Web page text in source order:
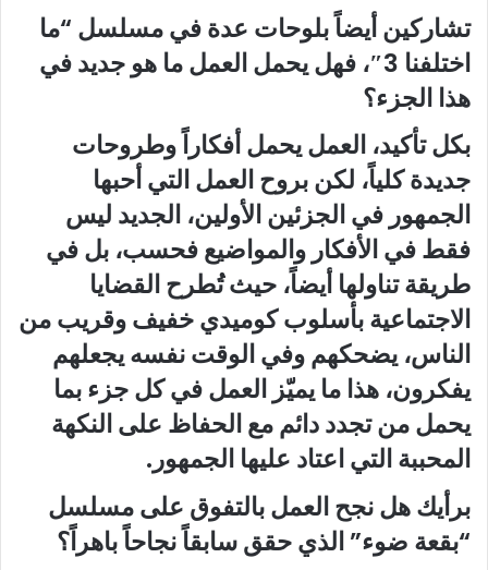
تشاركين أيضاً بلوحات عدة في مسلسل “ما
اختلفنا 3″، فهل يحمل العمل ما هو جديد في
هذا الجزء؟
بكل تأكيد، العمل يحمل أفكاراً وطروحات
جديدة كلياً، لكن بروح العمل التي أحبها
الجمهور في الجزئين الأولين، الجديد ليس
فقط في الأفكار والمواضيع فحسب، بل في
طريقة تناولها أيضاً، حيث تُطرح القضايا
الاجتماعية بأسلوب كوميدي خفيف وقريب من
الناس، يضحكهم وفي الوقت نفسه يجعلهم
يفكرون، هذا ما يميّز العمل في كل جزء بما
يحمل من تجدد دائم مع الحفاظ على النكهة
المحببة التي اعتاد عليها الجمهور.
برأيك هل نجح العمل بالتفوق على مسلسل
“بقعة ضوء” الذي حقق سابقاً نجاحاً باهراً؟